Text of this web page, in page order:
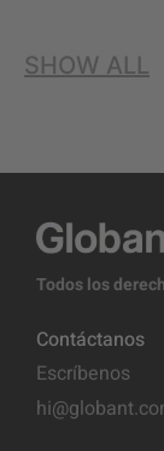
SHOW ALL
Todos los
Contáctanos
Escríbenos